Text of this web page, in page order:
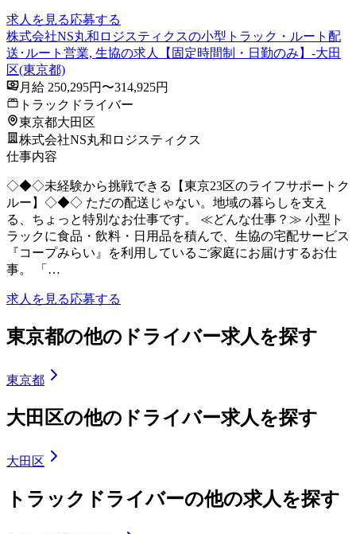
求人を見る応募する
株式会社NS丸和ロジスティクスの小型トラック・ルート配
送･ルート営業, 生協の求人【固定時間制・日勤のみ】-大田
区(東京都)
月給 250,295円〜314,925円
トラックドライバー
東京都大田区
株式会社NS丸和ロジスティクス
仕事内容
◇◆◇未経験から挑戦できる【東京23区のライフサポートク
ルー】◇◆◇ ただの配送じゃない。地域の暮らしを支え
る、ちょっと特別なお仕事です。 ≪どんな仕事？≫ 小型ト
ラックに食品・飲料・日用品を積んで、生協の宅配サービス
『コープみらい』を利用しているご家庭にお届けするお仕
事。 「…
求人を見る応募する
東京都の他のドライバー求人を探す
東京都
大田区の他のドライバー求人を探す
大田区
トラックドライバーの他の求人を探す